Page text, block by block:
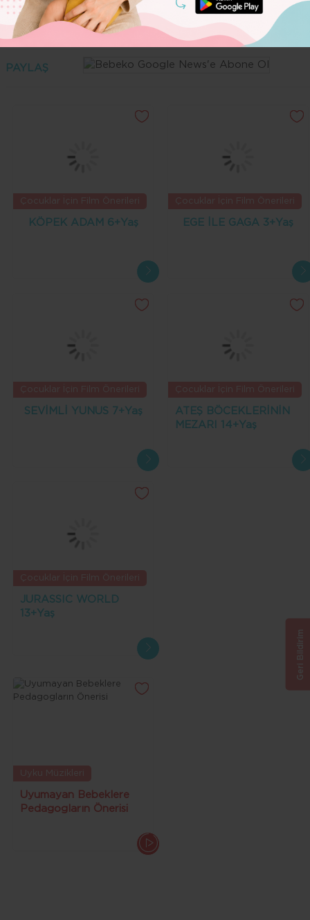
ANNELERE & UZMANLARA
SORU SOR
PAYLAŞ
KÖPEK ADAM 6+Yaş EGE İLE GAGA 3+Yaş
SEVİMLİ YUNUS 7+Yaş
ATEŞ BÖCEKLERİNİN
MEZARI 14+Yaş
JURASSIC WORLD
13+Yaş
Uyumayan Bebeklere
Pedagogların Önerisi